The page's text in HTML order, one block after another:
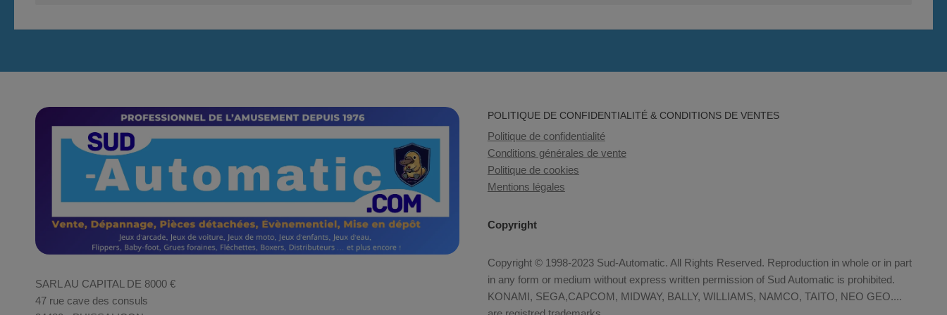
SARL AU CAPITAL DE 8000 €
47 rue cave des consuls
POLITIQUE DE CONFIDENTIALITÉ & CONDITIONS DE VENTES
Politique de confidentialité
Conditions générales de vente
Politique de cookies
Mentions légales
Copyright
Copyright © 1998-2023 Sud-Automatic. All Rights Reserved. Reproduction in whole or in part
in any form or medium without express written permission of Sud Automatic is prohibited.
KONAMI, SEGA,CAPCOM, MIDWAY, BALLY, WILLIAMS, NAMCO, TAITO, NEO GEO....